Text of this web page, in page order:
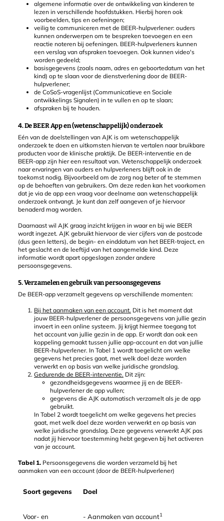
algemene informatie over de ontwikkeling van kinderen te
lezen in verschillende hoofdstukken. Hierbij horen ook
voorbeelden, tips en oefeningen;
veilig te communiceren met de BEER-hulpverlener: ouders
kunnen onderwerpen om te bespreken toevoegen en een
reactie noteren bij oefeningen. BEER-hulpverleners kunnen
een verslag van afspraken toevoegen. Ook kunnen video's
worden gedeeld;
basisgegevens (zoals naam, adres en geboortedatum van het
kind) op te slaan voor de dienstverlening door de BEER-
hulpverlener;
de CoSoS-vragenlijst (Communicatieve en Sociale
ontwikkelings Signalen) in te vullen en op te slaan;
afspraken bij te houden.
4. De BEER App en (wetenschappelijk) onderzoek
Eén van de doelstellingen van AJK is om wetenschappelijk
onderzoek te doen en uitkomsten hiervan te vertalen naar bruikbare
producten voor de klinische praktijk. De BEER-interventie en de
BEER-app zijn hier een resultaat van. Wetenschappelijk onderzoek
naar ervaringen van ouders en hulpverleners blijft ook in de
toekomst nodig. Bijvoorbeeld om de zorg nog beter af te stemmen
op de behoeften van gebruikers. Om deze reden kan het voorkomen
dat je via de app een vraag voor deelname aan wetenschappelijk
onderzoek ontvangt. Je kunt dan zelf aangeven of je hiervoor
benaderd mag worden.
Daarnaast wil AJK graag inzicht krijgen in waar en bij wie BEER
wordt ingezet. AJK gebruikt hiervoor de vier cijfers van de postcode
(dus geen letters), de begin- en einddatum van het BEER-traject, en
het geslacht en de leeftijd van het aangemelde kind. Deze
informatie wordt apart opgeslagen zonder andere
persoonsgegevens.
5. Verzamelen en gebruik van persoonsgegevens
De BEER-app verzamelt gegevens op verschillende momenten:
Bij het aanmaken van een account. Dit is het moment dat
jouw BEER-hulpverlener de persoonsgegevens van jullie gezin
invoert in een online systeem. Jij krijgt hiermee toegang tot
het account van jullie gezin in de app. Er wordt dan ook een
koppeling gemaakt tussen jullie app-account en dat van jullie
BEER-hulpverlener. In Tabel 1 wordt toegelicht om welke
gegevens het precies gaat, met welk doel deze worden
verwerkt en op basis van welke juridische grondslag.
Gedurende de BEER-interventie. Dit zijn:
gezondheidsgegevens waarmee jij en de BEER-
hulpverlener de app vullen;
gegevens die AJK automatisch verzamelt als je de app
gebruikt.
In Tabel 2 wordt toegelicht om welke gegevens het precies
gaat, met welk doel deze worden verwerkt en op basis van
welke juridische grondslag. Deze gegevens verwerkt AJK pas
nadat jij hiervoor toestemming hebt gegeven bij het activeren
van je account.
Tabel 1. Persoonsgegevens die worden verzameld bij het
aanmaken van een account (door de BEER-hulpverlener)
Soort gegevens Doel
Voor- en - Aanmaken van account1